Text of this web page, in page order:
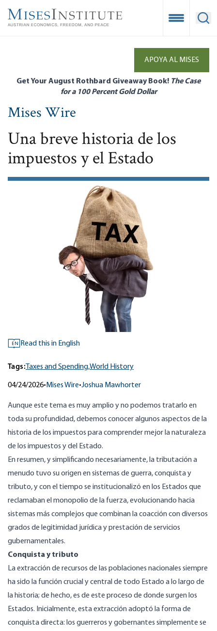
main
Open
APOYA AL MISES
Get Your August Rothbard Giveaway Book! The Case
for a 100 Percent Gold Dollar
Mises Wire
Una breve historia de los
impuestos y el Estado
EN Read this in English
Tags: Taxes and Spending,World History
04/24/2026• Mises Wire•Joshua Mawhorter
Aunque este tema es muy amplio y no podemos tratarlo en
toda su profundidad, debemos conocer algunos aspectos de la
historia de los impuestos para comprender mejor la naturaleza
de los impuestos y del Estado.
En resumen, y simplificando necesariamente, la tributación a
menudo tuvo su origen en sistemas de guerra, conquista y
tributo, y con el tiempo se institucionalizó en los Estados que
reclamaban el monopolio de la fuerza, evolucionando hacia
sistemas más complejos que combinan la coacción con diversos
grados de legitimidad jurídica y prestación de servicios
gubernamentales.
Conquista y tributo
La extracción de recursos de las poblaciones nacionales siempre
ha sido la función crucial y central de todo Estado a lo largo de
la historia; de hecho, es de este proceso de donde surgen los
Estados. Inicialmente, esta extracción adoptó la forma de
conquista directa: los guerreros y gobernantes simplemente se